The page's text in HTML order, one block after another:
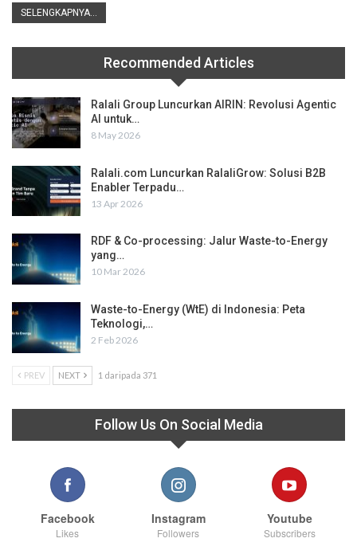
SELENGKAPNYA...
Recommended Articles
Ralali Group Luncurkan AIRIN: Revolusi Agentic
AI untuk…
8 May 2026
Ralali.com Luncurkan RalaliGrow: Solusi B2B
Enabler Terpadu…
13 Apr 2026
RDF & Co-processing: Jalur Waste-to-Energy
yang…
10 Mar 2026
Waste-to-Energy (WtE) di Indonesia: Peta
Teknologi,…
2 Feb 2026
PREV NEXT 1 daripada 371
Follow Us On Social Media
Facebook
Likes
Instagram
Followers
Youtube
Subscribers